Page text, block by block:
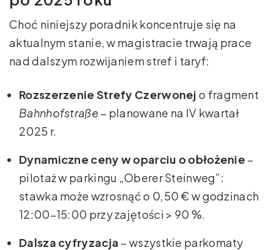
Choć niniejszy poradnik koncentruje się na
aktualnym stanie, w magistracie trwają prace
nad dalszym rozwijaniem stref i taryf:
Rozszerzenie Strefy Czerwonej o fragment
Bahnhofstraße– planowane na IV kwartał
2025 r.
Dynamiczne ceny w oparciu o obłożenie –
pilotaż w parkingu „Oberer Steinweg”:
stawka może wzrosnąć o 0,50 € w godzinach
12:00–15:00 przy zajętości > 90 %.
Dalsza cyfryzacja – wszystkie parkomaty